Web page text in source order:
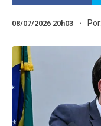
08/07/2026 20h03 Por: